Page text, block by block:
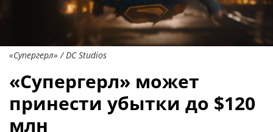
«Супергерл» / DC Studios
«Супергерл» может
принести убытки до $120
млн